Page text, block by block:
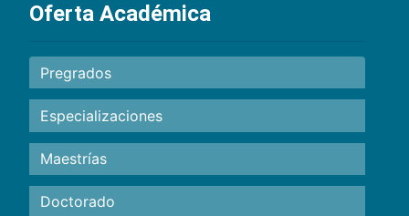
Oferta Académica
Pregrados
Especializaciones
Maestrías
Doctorado